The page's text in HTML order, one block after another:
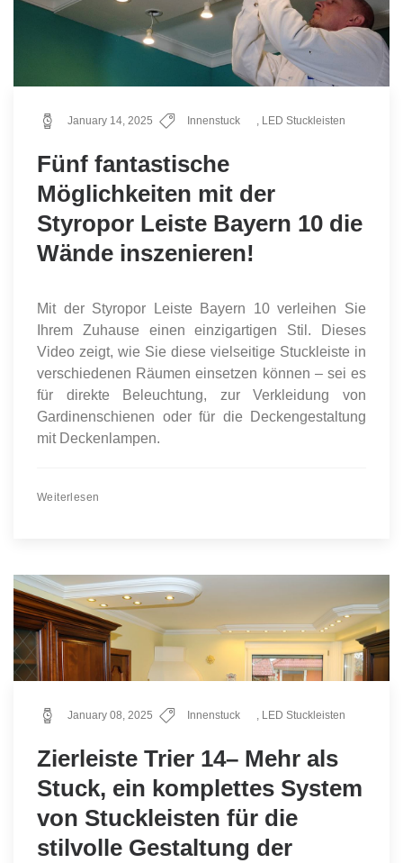
January 14, 2025 Innenstuck , LED Stuckleisten
Fünf fantastische
Möglichkeiten mit der
Styropor Leiste Bayern 10 die
Wände inszenieren!
Mit der Styropor Leiste Bayern 10 verleihen Sie
Ihrem Zuhause einen einzigartigen Stil. Dieses
Video zeigt, wie Sie diese vielseitige Stuckleiste in
verschiedenen Räumen einsetzen können – sei es
für direkte Beleuchtung, zur Verkleidung von
Gardinenschienen oder für die Deckengestaltung
mit Deckenlampen.
Weiterlesen
January 08, 2025 Innenstuck , LED Stuckleisten
Zierleiste Trier 14– Mehr als
Stuck, ein komplettes System
von Stuckleisten für die
stilvolle Gestaltung der